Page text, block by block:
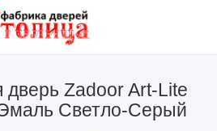
Zadoor Art-Lite
Светло-Серый